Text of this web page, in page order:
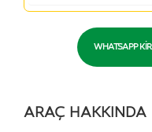
WHATSAPP
ARAÇ HAKKINDA